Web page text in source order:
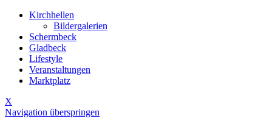
Kirchhellen
Bildergalerien
Schermbeck
Gladbeck
Lifestyle
Veranstaltungen
Marktplatz
X
Navigation überspringen